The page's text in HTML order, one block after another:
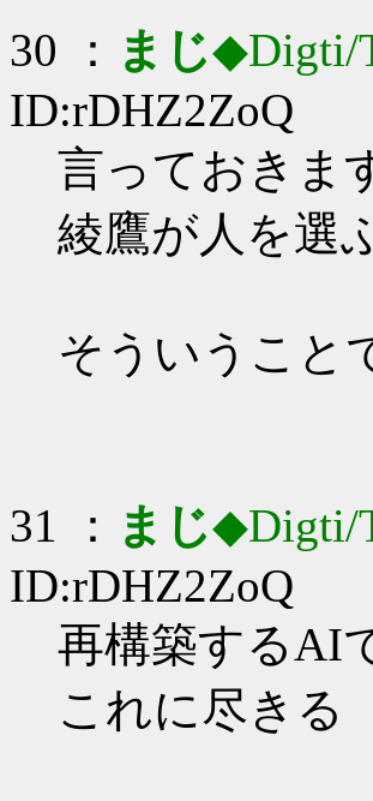
30 ： まじ◆Digti/
ID:rDHZ2ZoQ
言っておきま
綾鷹が人を選
そういうこと
31 ： まじ◆Digti/
ID:rDHZ2ZoQ
再構築するAI
これに尽きる